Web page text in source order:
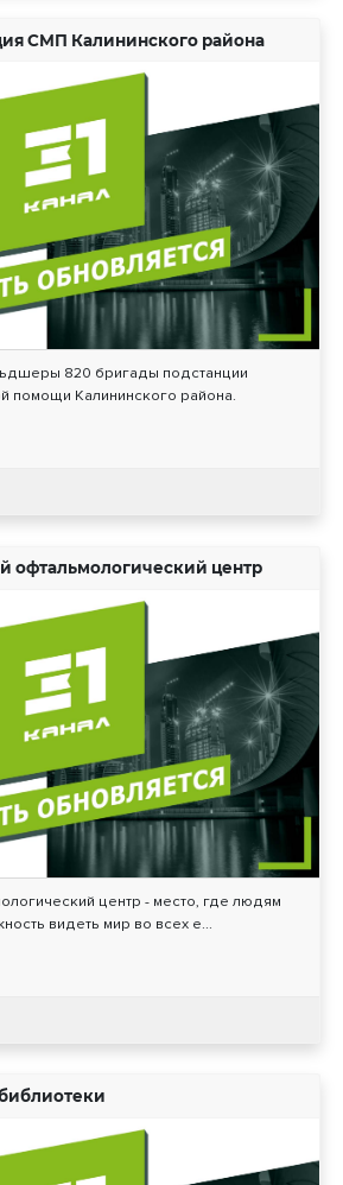
СМП Калининского района
820 бригады подстанции
помощи Калининского района.
офтальмологический центр
центр - место, где людям
видеть мир во всех е...